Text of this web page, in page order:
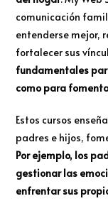
comunicación
entenderse mejor,
fortalecer sus
fundamentales
como para
Estos cursos
padres e hijos,
Por ejemplo, los
gestionar las
enfrentar sus